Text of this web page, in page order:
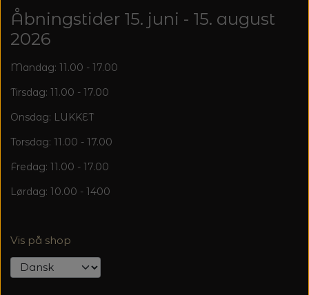
Åbningstider 15. juni - 15. august
2026
Mandag: 11.00 - 17.00
Tirsdag: 11.00 - 17.00
Onsdag: LUKKET
Torsdag: 11.00 - 17.00
Fredag: 11.00 - 17.00
Lørdag: 10.00 - 1400
Vis på shop